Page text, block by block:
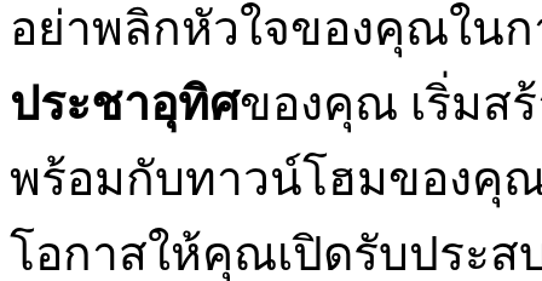
อย่าพลิกหัวใจของคุณใน
ประชาอุทิศของคุณ เริ่มส
พร้อมกับทาวน์โฮมของคุ
โอกาสให้คุณเปิดรับประ